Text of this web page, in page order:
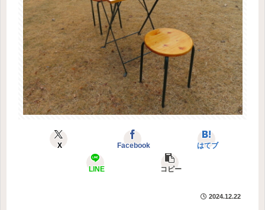
X Facebook はてブ
LINE コピー
2024.12.22